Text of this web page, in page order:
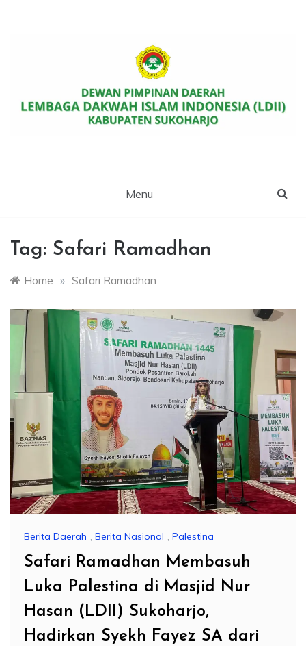
Menu
Tag: Safari Ramadhan
Home » Safari Ramadhan
Berita Daerah , Berita Nasional , Palestina
Safari Ramadhan Membasuh
Luka Palestina di Masjid Nur
Hasan (LDII) Sukoharjo,
Hadirkan Syekh Fayez SA dari